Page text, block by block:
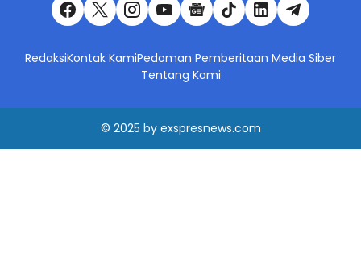
RedaksiKontak KamiPedoman Pemberitaan Media Siber
Tentang Kami
© 2025 by exspresnews.com